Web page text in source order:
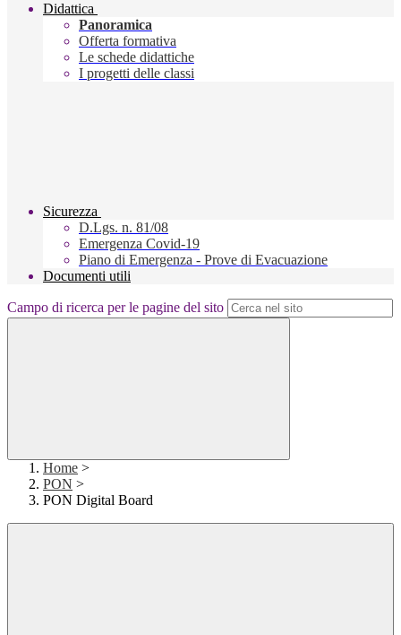
Didattica
Panoramica
Offerta formativa
Le schede didattiche
I progetti delle classi
Sicurezza
D.Lgs. n. 81/08
Emergenza Covid-19
Piano di Emergenza - Prove di Evacuazione
Documenti utili
Campo di ricerca per le pagine del sito
Home >
PON >
PON Digital Board